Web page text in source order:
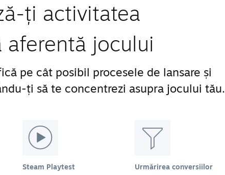
ți activitatea
aferentă jocului
pe cât posibil procesele de lansare și
ți să te concentrezi asupra jocului tău.
Steam Playtest Urmărirea conversiilor